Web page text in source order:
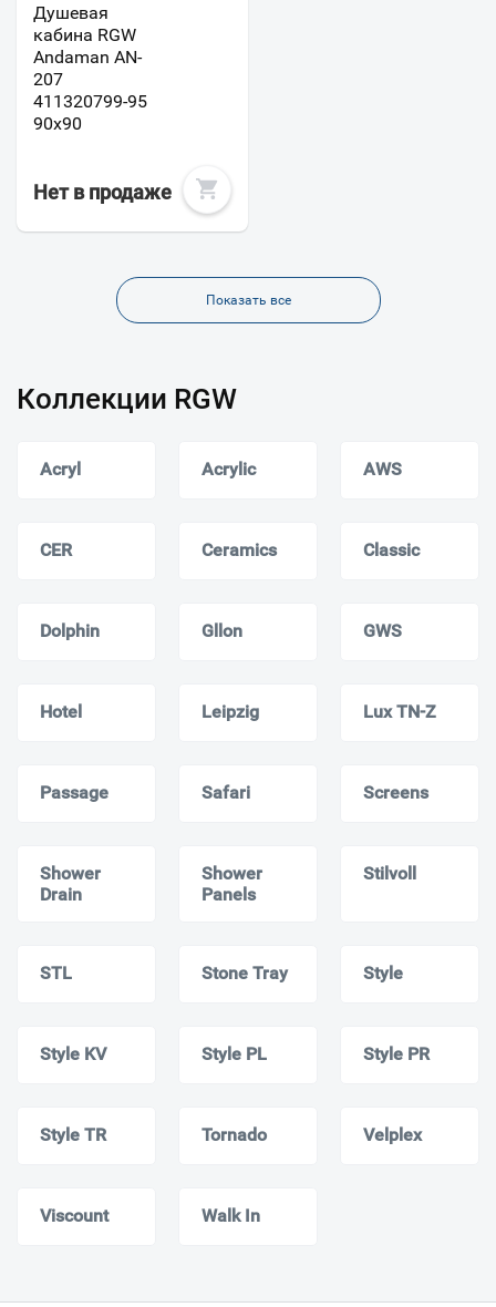
Душевая
кабина RGW
Andaman AN-
207
411320799-95
90x90
Нет в продаже
Показать все
Коллекции RGW
Acryl Acrylic AWS
CER Ceramics Classic
Dolphin Gllon GWS
Hotel Leipzig Lux TN-Z
Passage Safari Screens
Shower
Drain
Shower
Panels
Stilvoll
STL Stone Tray Style
Style KV Style PL Style PR
Style TR Tornado Velplex
Viscount Walk In